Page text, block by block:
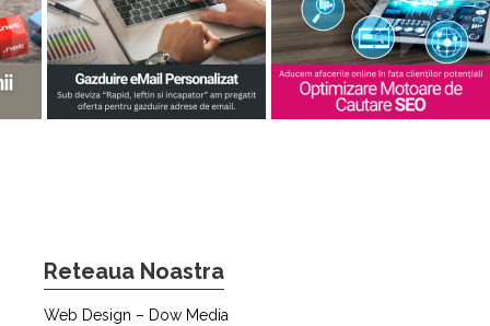
Reteaua Noastra
Web Design – Dow Media